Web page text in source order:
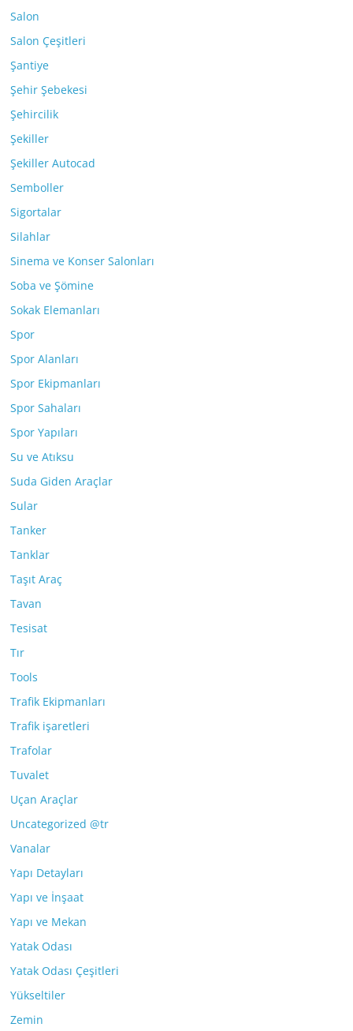
Salon
Salon Çeşitleri
Şantiye
Şehir Şebekesi
Şehircilik
Şekiller
Şekiller Autocad
Semboller
Sigortalar
Silahlar
Sinema ve Konser Salonları
Soba ve Şömine
Sokak Elemanları
Spor
Spor Alanları
Spor Ekipmanları
Spor Sahaları
Spor Yapıları
Su ve Atıksu
Suda Giden Araçlar
Sular
Tanker
Tanklar
Taşıt Araç
Tavan
Tesisat
Tır
Tools
Trafik Ekipmanları
Trafik işaretleri
Trafolar
Tuvalet
Uçan Araçlar
Uncategorized @tr
Vanalar
Yapı Detayları
Yapı ve İnşaat
Yapı ve Mekan
Yatak Odası
Yatak Odası Çeşitleri
Yükseltiler
Zemin